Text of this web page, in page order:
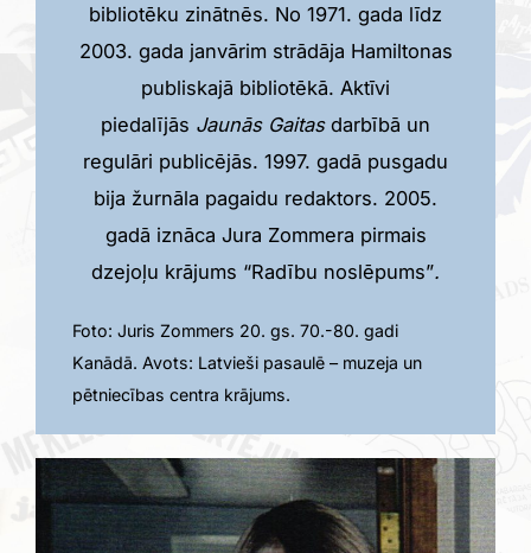
bibliotēku zinātnēs. No 1971. gada līdz
2003. gada janvārim strādāja Hamiltonas
publiskajā bibliotēkā. Aktīvi
piedalījās Jaunās Gaitasdarbībā un
regulāri publicējās. 1997. gadā pusgadu
bija žurnāla pagaidu redaktors. 2005.
gadā iznāca Jura Zommera pirmais
dzejoļu krājums “Radību noslēpums”.
Foto: Juris Zommers 20. gs. 70.-80. gadi
Kanādā. Avots: Latvieši pasaulē – muzeja un
pētniecības centra krājums.